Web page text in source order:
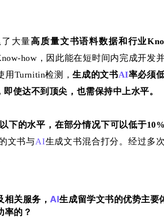
大量高质量文书语料数据和行业
how，因此能在短时间内完成开发
用Turnitin检测，生成的文书AI率必须
使达不到顶尖，也需保持中上水平。
下的水平，在部分情况下可以低于10%
文书与AI生成文书混合打分。经过多
相关服务， AI生成留学文书的优势主要
率的？